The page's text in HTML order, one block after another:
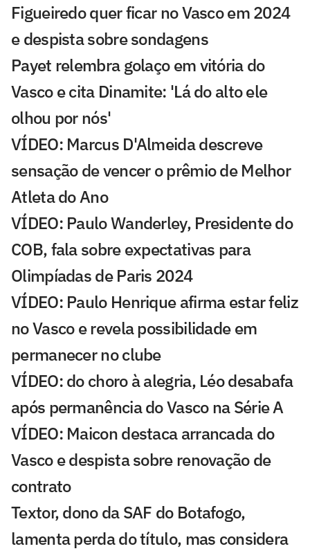
Figueiredo quer ficar no Vasco em 2024
e despista sobre sondagens
Payet relembra golaço em vitória do
Vasco e cita Dinamite: 'Lá do alto ele
olhou por nós'
VÍDEO: Marcus D'Almeida descreve
sensação de vencer o prêmio de Melhor
Atleta do Ano
VÍDEO: Paulo Wanderley, Presidente do
COB, fala sobre expectativas para
Olimpíadas de Paris 2024
VÍDEO: Paulo Henrique afirma estar feliz
no Vasco e revela possibilidade em
permanecer no clube
VÍDEO: do choro à alegria, Léo desabafa
após permanência do Vasco na Série A
VÍDEO: Maicon destaca arrancada do
Vasco e despista sobre renovação de
contrato
Textor, dono da SAF do Botafogo,
lamenta perda do título, mas considera